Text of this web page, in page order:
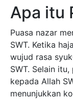
Apa itu
Puasa nazar
SWT. Ketika
wujud rasa
SWT. Selain
kepada Allah
menunjukkan